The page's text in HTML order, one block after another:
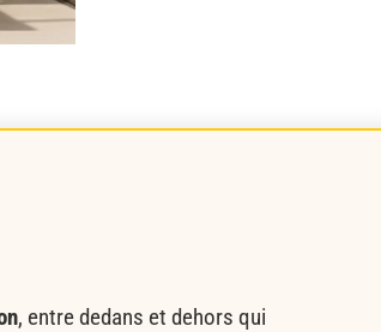
, entre dedans et dehors qui